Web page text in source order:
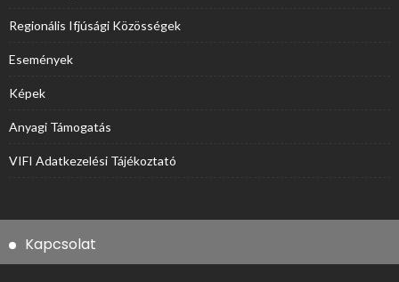
Regionális Ifjúsági Közösségek
Események
Képek
Anyagi Támogatás
VIFI Adatkezelési Tájékoztató
Kapcsolat